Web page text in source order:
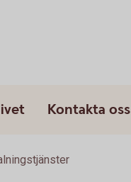
Kontakta oss